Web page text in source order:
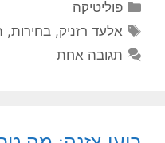
קטגוריות
פוליטיקה
תגיות
אלעד רזניק,בחירות,
תגובה אחת